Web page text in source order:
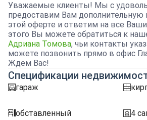
Уважаемые клиенты! Мы с
предоставим Вам
этой оферте и ответим на все
этого Вы можете обратиться к
Адриана Томова, чьи контакты
можете позвонить прямо в офис
Ждем Вас!
Спецификации
garajгараж tuhla
obzavejdne_4 обставленный sanitarno_pomeshtenie 4